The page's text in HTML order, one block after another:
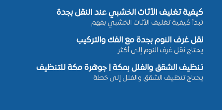
كيفية تغليف الأثاث الخشبي عند النقل بجدة
تبدأ كيفية تغليف الأثاث الخشبي بفهم
نقل غرف النوم بجدة مع الفك والتركيب
يحتاج نقل غرف النوم إلى أكثر
تنظيف الشقق والفلل بمكة | جوهرة مكة للتنظيف
يحتاج تنظيف الشقق والفلل إلى خطة